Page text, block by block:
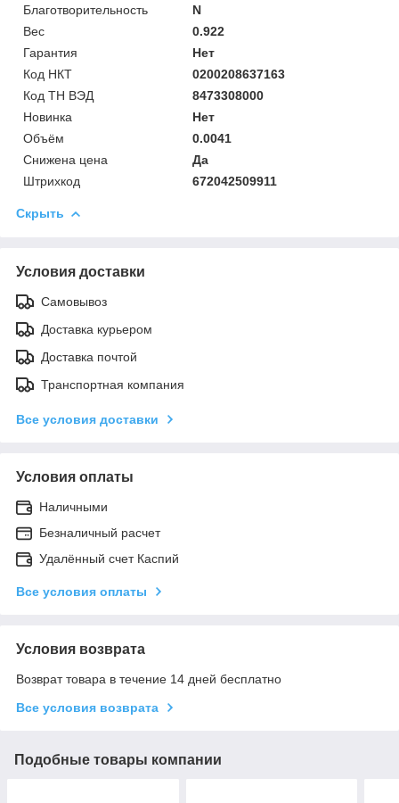
Благотворительность
N
Вес
0.922
Гарантия
Нет
Код НКТ
0200208637163
Код ТН ВЭД
8473308000
Новинка
Нет
Объём
0.0041
Снижена цена
Да
Штрихкод
672042509911
Скрыть
Условия доставки
Самовывоз
Доставка курьером
Доставка почтой
Транспортная компания
Все условия доставки
Условия оплаты
Наличными
Безналичный расчет
Удалённый счет Каспий
Все условия оплаты
Условия возврата
Возврат товара в течение 14 дней бесплатно
Все условия возврата
Подобные товары компании